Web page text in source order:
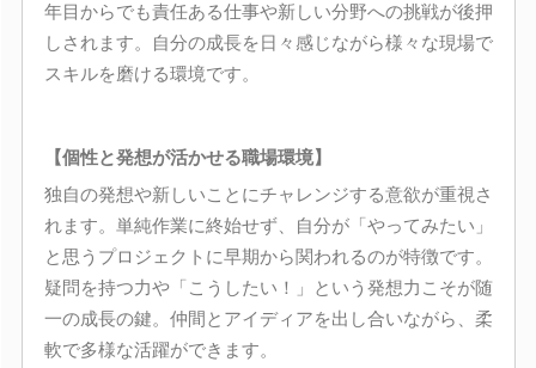
年目からでも責任ある仕事や新しい分野への挑戦が後押
しされます。自分の成長を日々感じながら様々な現場で
スキルを磨ける環境です。
【個性と発想が活かせる職場環境】
独自の発想や新しいことにチャレンジする意欲が重視さ
れます。単純作業に終始せず、自分が「やってみたい」
と思うプロジェクトに早期から関われるのが特徴です。
疑問を持つ力や「こうしたい！」という発想力こそが随
一の成長の鍵。仲間とアイディアを出し合いながら、柔
軟で多様な活躍ができます。